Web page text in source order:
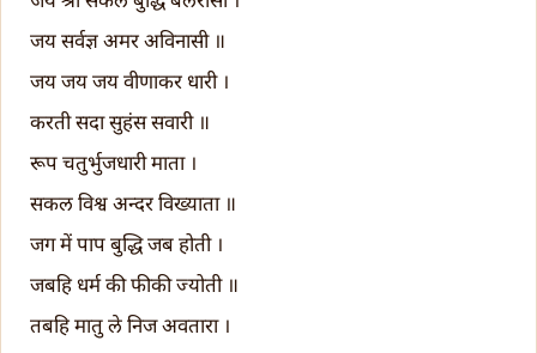
जय सर्वज्ञ अमर अविनासी ॥
जय जय जय वीणाकर धारी ।
करती सदा सुहंस सवारी ॥
रूप चतुर्भुजधारी माता ।
सकल विश्व अन्दर विख्याता ॥
जग में पाप बुद्धि जब होती ।
जबहि धर्म की फीकी ज्योती ॥
तबहि मातु ले निज अवतारा ।